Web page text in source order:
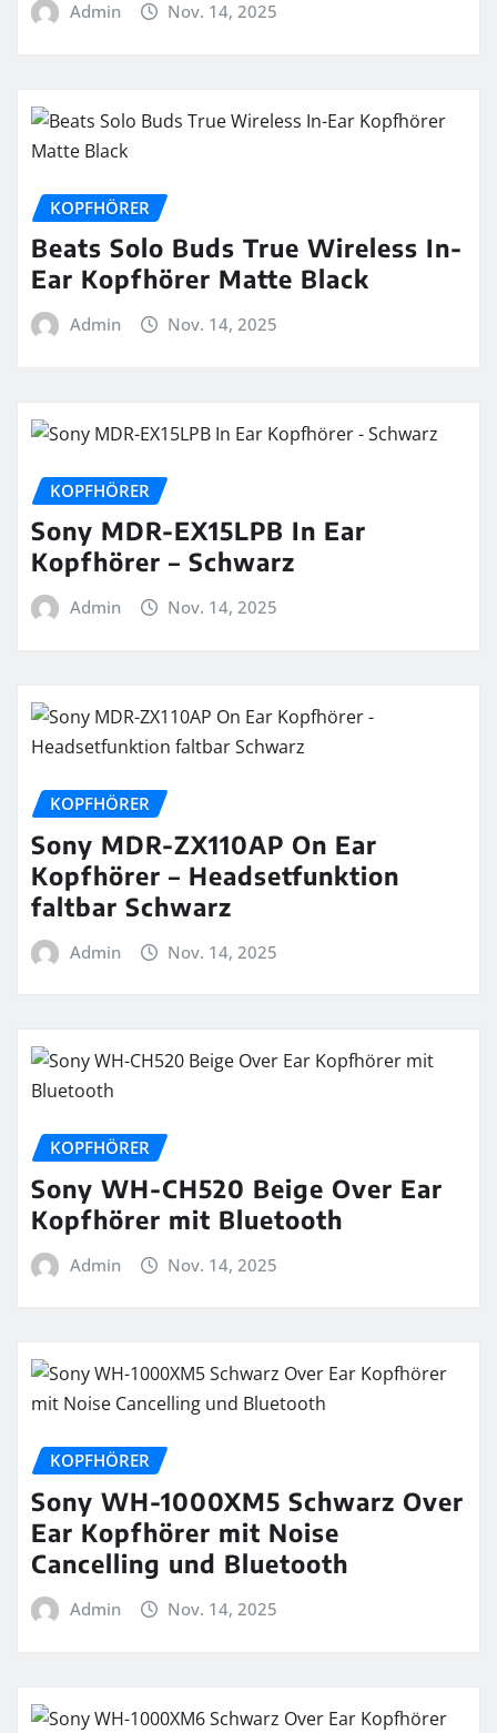
Admin Nov. 14, 2025
KOPFHÖRER
Beats Solo Buds True Wireless In-
Ear Kopfhörer Matte Black
Admin Nov. 14, 2025
KOPFHÖRER
Sony MDR-EX15LPB In Ear
Kopfhörer – Schwarz
Admin Nov. 14, 2025
KOPFHÖRER
Sony MDR-ZX110AP On Ear
Kopfhörer – Headsetfunktion
faltbar Schwarz
Admin Nov. 14, 2025
KOPFHÖRER
Sony WH-CH520 Beige Over Ear
Kopfhörer mit Bluetooth
Admin Nov. 14, 2025
KOPFHÖRER
Sony WH-1000XM5 Schwarz Over
Ear Kopfhörer mit Noise
Cancelling und Bluetooth
Admin Nov. 14, 2025